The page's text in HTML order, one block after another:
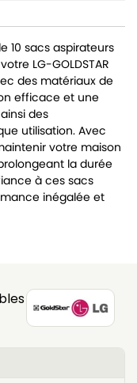
10 sacs aspirateurs
LG-GOLDSTAR
des matériaux de
efficace et une
des
utilisation. Avec
votre maison
la durée
à ces sacs
inégalée et